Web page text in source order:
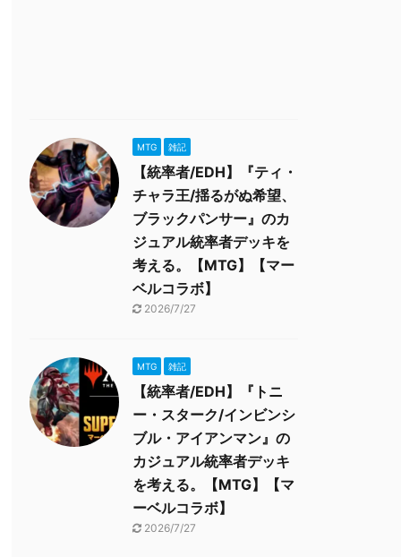
MTG 雑記
【統率者/EDH】『ティ・
チャラ王/揺るがぬ希望、
ブラックパンサー』のカ
ジュアル統率者デッキを
考える。【MTG】【マー
ベルコラボ】
2026/7/27
MTG 雑記
【統率者/EDH】『トニ
ー・スターク/インビンシ
ブル・アイアンマン』の
カジュアル統率者デッキ
を考える。【MTG】【マ
ーベルコラボ】
2026/7/27